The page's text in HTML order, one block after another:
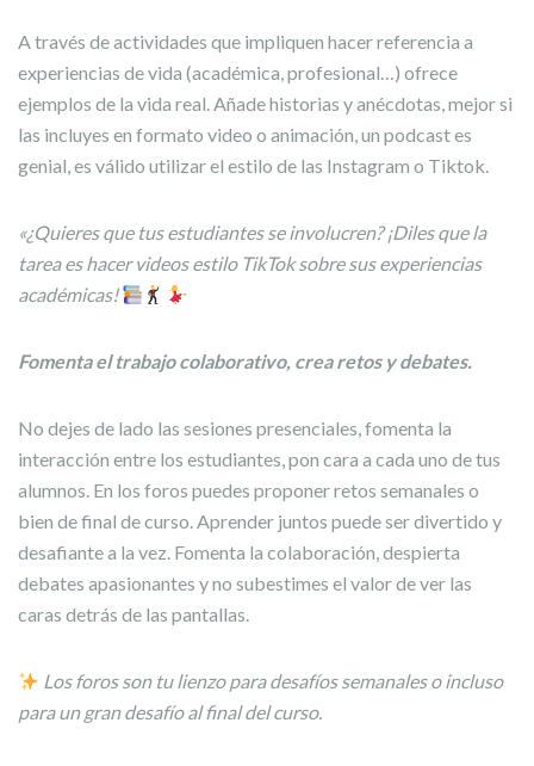
A través de actividades que impliquen hacer referencia a
experiencias de vida (académica, profesional…) ofrece
ejemplos de la vida real. Añade historias y anécdotas, mejor si
las incluyes en formato video o animación, un podcast es
genial, es válido utilizar el estilo de las Instagram o Tiktok.
«¿Quieres que tus estudiantes se involucren? ¡Diles que la
tarea es hacer videos estilo TikTok sobre sus experiencias
académicas!
Fomenta el trabajo colaborativo, crea retos y debates.
No dejes de lado las sesiones presenciales, fomenta la
interacción entre los estudiantes, pon cara a cada uno de tus
alumnos. En los foros puedes proponer retos semanales o
bien de final de curso. Aprender juntos puede ser divertido y
desafiante a la vez. Fomenta la colaboración, despierta
debates apasionantes y no subestimes el valor de ver las
caras detrás de las pantallas.
Los foros son tu lienzo para desafíos semanales o incluso
para un gran desafío al final del curso.